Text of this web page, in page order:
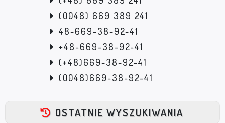
(0048) 669 389 241
48-669-38-92-41
+48-669-38-92-41
(+48)669-38-92-41
(0048)669-38-92-41
OSTATNIE WYSZUKIWANIA